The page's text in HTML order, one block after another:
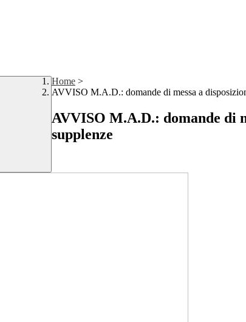
Home >
AVVISO M.A.D.: domande di messa a
AVVISO M.A.D.: domande di
supplenze